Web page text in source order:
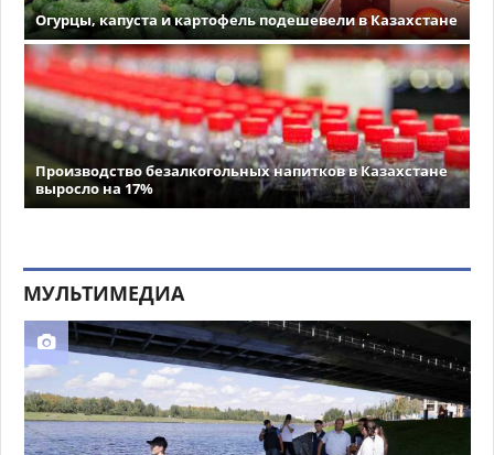
Огурцы, капуста и картофель подешевели в Казахстане
Производство безалкогольных напитков в Казахстане
выросло на 17%
МУЛЬТИМЕДИА